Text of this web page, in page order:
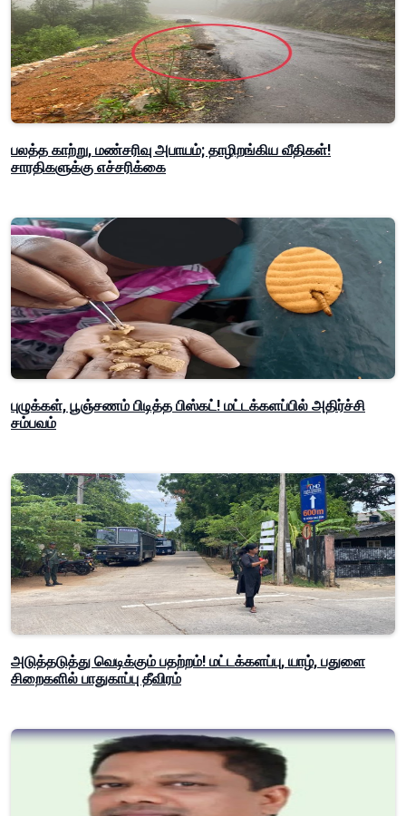
பலத்த காற்று, மண்சரிவு அபாயம்; தாழிறங்கிய வீதிகள்!
சாரதிகளுக்கு எச்சரிக்கை
புழுக்கள், பூஞ்சணம் பிடித்த பிஸ்கட்! மட்டக்களப்பில் அதிர்ச்சி
சம்பவம்
அடுத்தடுத்து வெடிக்கும் பதற்றம்! மட்டக்களப்பு, யாழ், பதுளை
சிறைகளில் பாதுகாப்பு தீவிரம்